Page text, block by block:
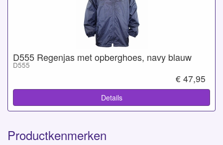
D555 Regenjas met opberghoes, navy blauw
D555
€ 47,95
Details
Productkenmerken